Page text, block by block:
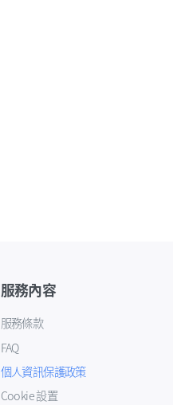
服務內容
服務條款
FAQ
個人資訊保護政策
Cookie 設置